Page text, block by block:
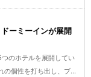
ーミーインが展開
のホテルを展開してい
の個性を打ち出し、ブ...